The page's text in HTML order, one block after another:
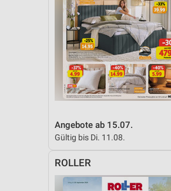
Angebote ab 15.07.
Gültig bis Di. 11.08.
ROLLER